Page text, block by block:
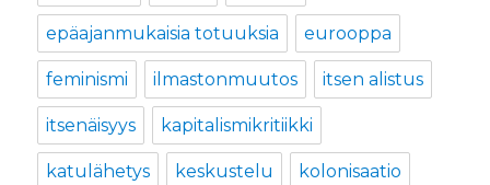
epäajanmukaisia totuuksia eurooppa
feminismi ilmastonmuutos itsen alistus
itsenäisyys kapitalismikritiikki
katulähetys keskustelu kolonisaatio